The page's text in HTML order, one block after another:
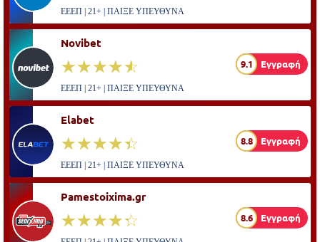
ΕΕΕΠ | 21+ | ΠΑΙΞΕ ΥΠΕΥΘΥΝΑ
Novibet
☆☆☆☆☆
★★★★★ 9.1 Εγγραφή
ΕΕΕΠ | 21+ | ΠΑΙΞΕ ΥΠΕΥΘΥΝΑ
Elabet
☆☆☆☆☆
★★★★★ 8.8 Εγγραφή
ΕΕΕΠ | 21+ | ΠΑΙΞΕ ΥΠΕΥΘΥΝΑ
Pamestoixima.gr
☆☆☆☆☆
★★★★★ 8.6 Εγγραφή